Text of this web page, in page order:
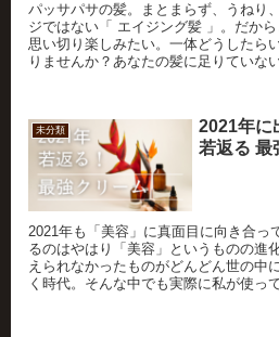
パッサパサの髪。まとまらず、うねり
ジではない「 エイジング髪 」。だか
思い切り楽しみたい。一体どうしたら
りませんか？あなたの髪に足りていな
未分類
2021年に
若返る 最
2021年も「美容」に真面目に向き合っ
るのはやはり「美容」というものの進
えられなかったものがどんどん世の中
く時代。そんな中でも実際に私が使っ